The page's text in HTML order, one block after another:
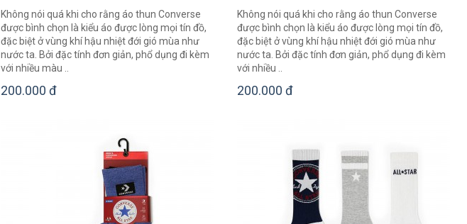
Không nói quá khi cho rằng áo thun Converse
được bình chọn là kiểu áo được lòng mọi tín đồ,
đặc biệt ở vùng khí hậu nhiệt đới gió mùa như
nước ta. Bởi đặc tính đơn giản, phổ dụng đi kèm
với nhiều màu ..
200.000 đ
Không nói quá khi cho rằng áo thun Converse
được bình chọn là kiểu áo được lòng mọi tín đồ,
đặc biệt ở vùng khí hậu nhiệt đới gió mùa như
nước ta. Bởi đặc tính đơn giản, phổ dụng đi kèm
với nhiều ..
200.000 đ